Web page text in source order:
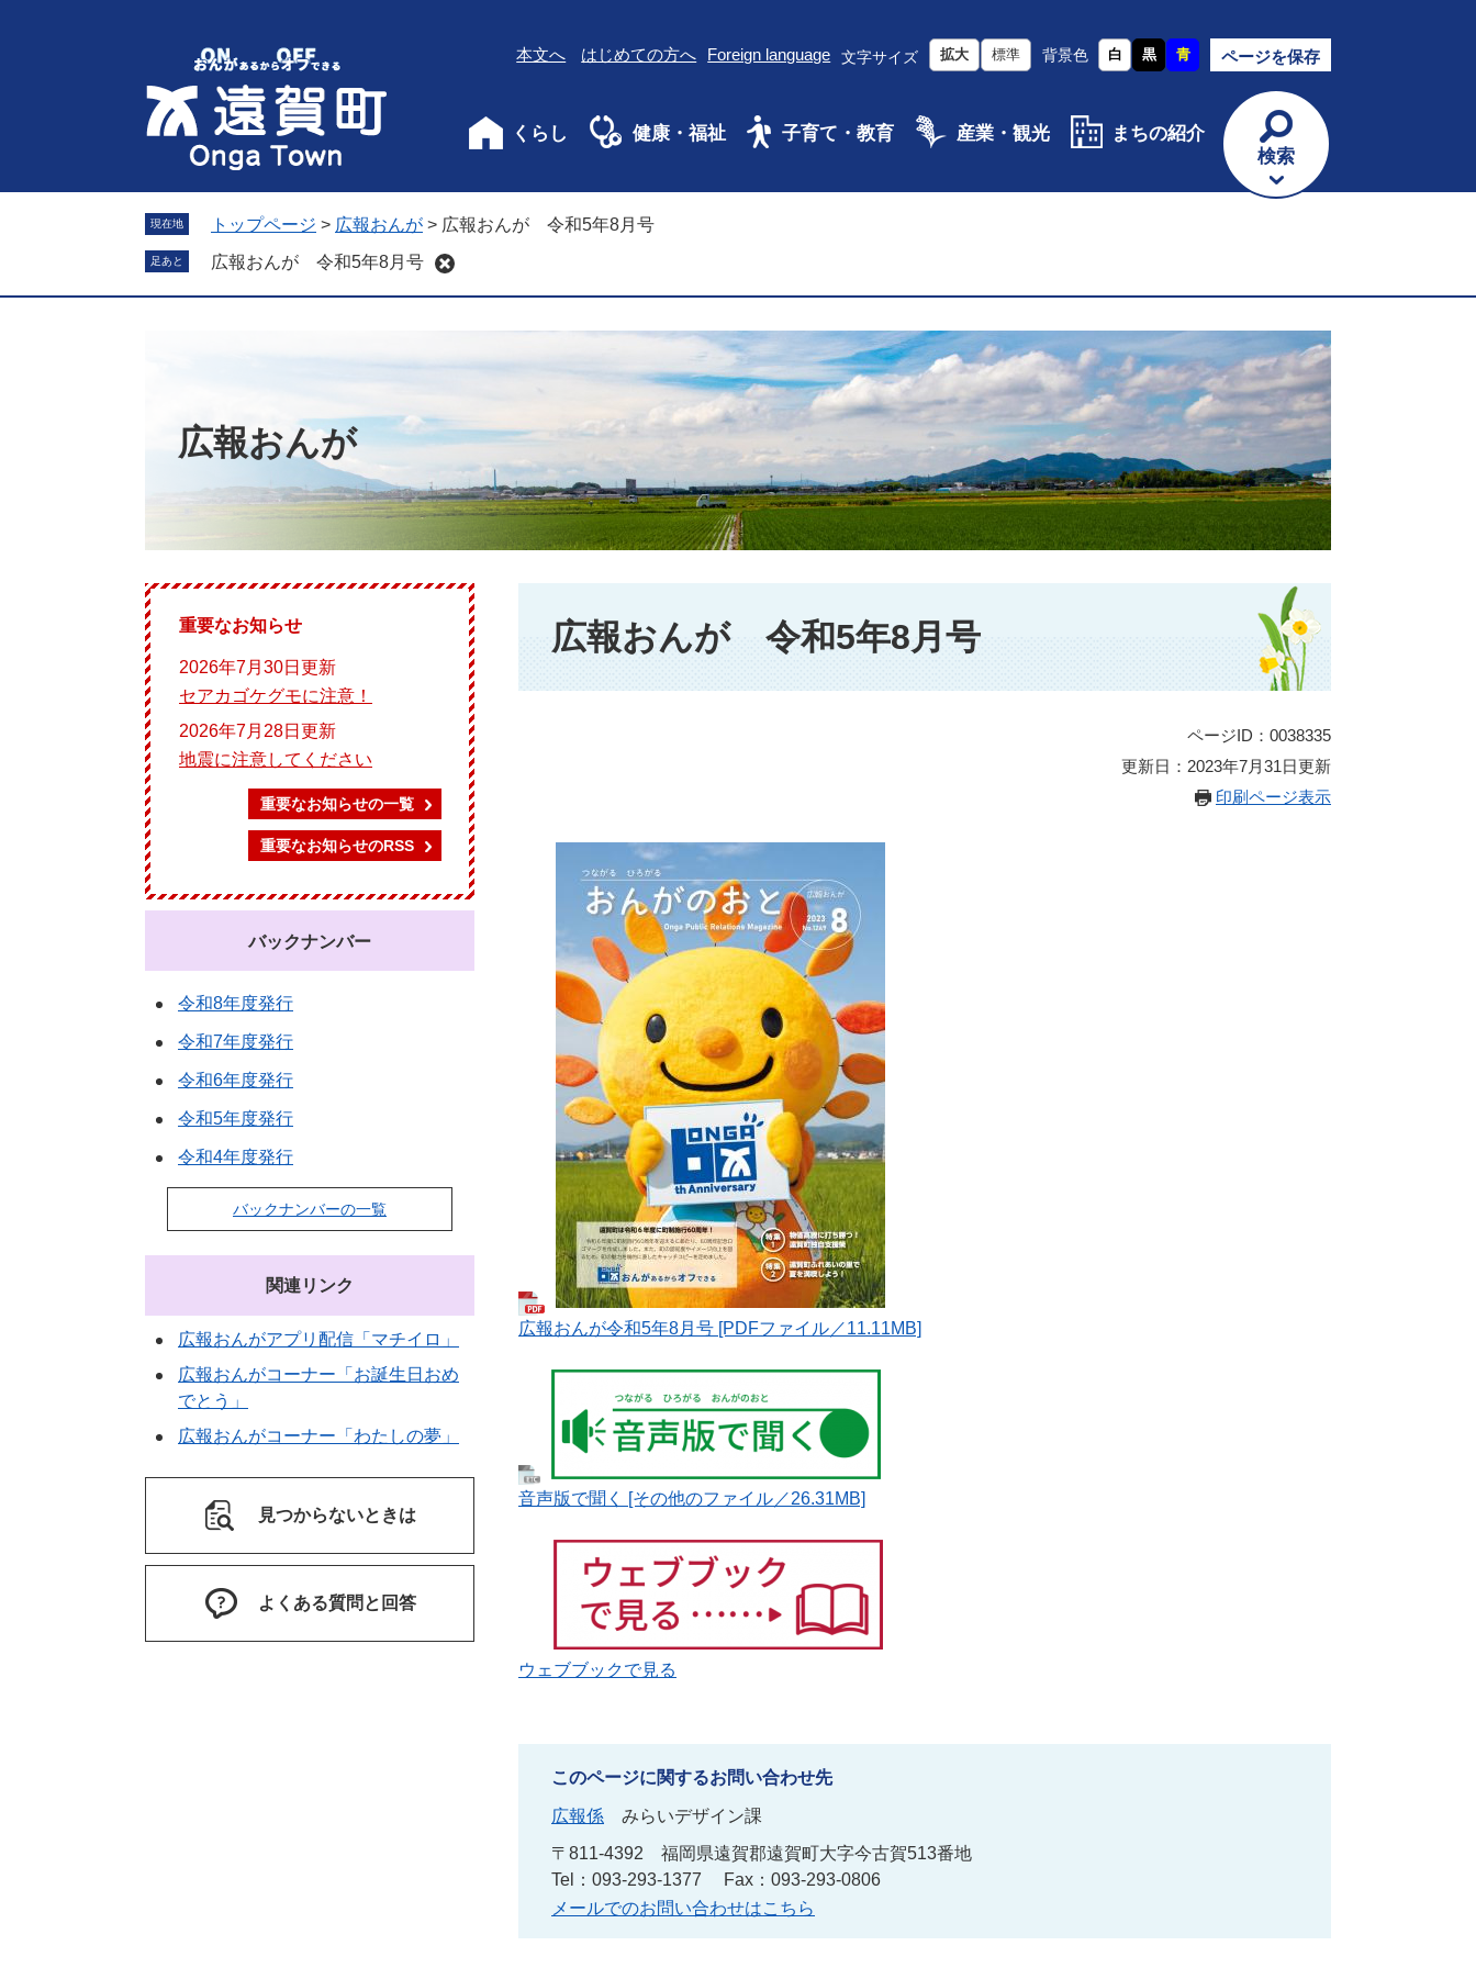
す
し
へ
本文へ はじめての方へ Foreign language 文字サイズ 拡大 標準 背景色 白 黒 青 ページを保存
くらし 健康・福祉 子育て・教育 産業・観光
まちの紹介
検索
現在地 トップページ > 広報おんが > 広報おんが 令和5年8月号
足あと 広報おんが 令和5年8月号
広報おんが
広報おんが 令和5年8月号
ページID：0038335
更新日：2023年7月31日更新
印刷ページ表示
広報おんが令和5年8月号 [PDFファイル／11.11MB]
音声版で聞く [その他のファイル／26.31MB]
ウェブブックで見る
このページに関するお問い合わせ先
広報係
みらいデザイン課
〒811-4392
福岡県遠賀郡遠賀町大字今古賀513番地
Tel：093-293-1377
Fax：093-293-0806
メールでのお問い合わせはこちら
重要なお知らせ
2026年7月30日更新
セアカゴケグモに注意！
2026年7月28日更新
地震に注意してください
重要なお知らせの一覧
重要なお知らせのRSS
バックナンバー
令和8年度発行
令和7年度発行
令和6年度発行
令和5年度発行
令和4年度発行
バックナンバーの一覧
関連リンク
広報おんがアプリ配信「マチイロ」
広報おんがコーナー「お誕生日おめ
でとう」
広報おんがコーナー「わたしの夢」
見つからないときは
よくある質問と回答